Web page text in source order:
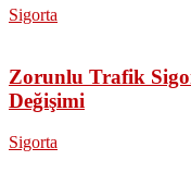
Sigorta
Zorunlu Trafik
Değişimi
Sigorta